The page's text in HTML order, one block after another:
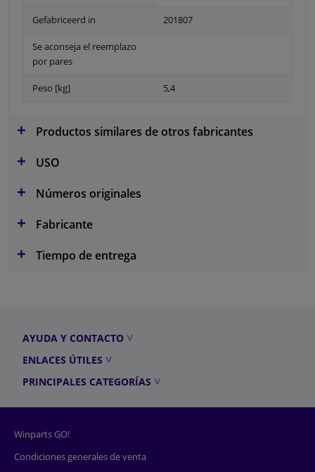
Gefabriceerd in 201807
Se aconseja el reemplazo
por pares
Peso [kg] 5,4
Productos similares de otros fabricantes
USO
Números originales
Fabricante
Tiempo de entrega
AYUDA Y CONTACTO
ENLACES ÚTILES
PRINCIPALES CATEGORÍAS
Winparts GO!
Condiciones generales de venta